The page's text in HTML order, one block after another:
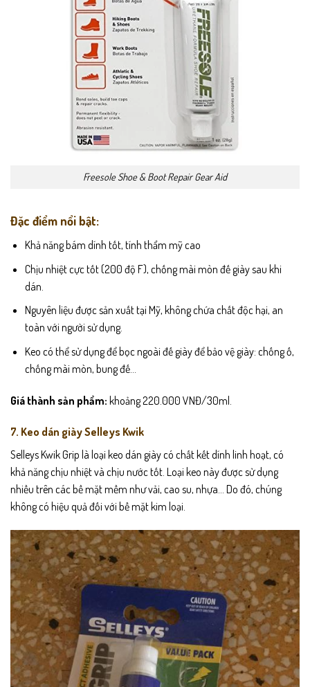
Freesole Shoe & Boot Repair Gear Aid
Đặc điểm nổi bật:
Khả năng bám dính tốt, tính thẩm mỹ cao
Chịu nhiệt cực tốt (200 độ F), chống mài mòn đế giày sau khi
dán.
Nguyên liệu được sản xuất tại Mỹ, không chứa chất độc hại, an
toàn với người sử dụng.
Keo có thể sử dụng để bọc ngoài đế giày để bảo vệ giày: chống ố,
chống mài mòn, bung đế…
Giá thành sản phẩm: khoảng 220.000 VNĐ/30ml.
7. Keo dán giày Selleys Kwik
Selleys Kwik Grip là loại keo dán giày có chất kết dính linh hoạt, có
khả năng chịu nhiệt và chịu nước tốt. Loại keo này được sử dụng
nhiều trên các bề mặt mềm như vải, cao su, nhựa… Do đó, chúng
không có hiệu quả đối với bề mặt kim loại.